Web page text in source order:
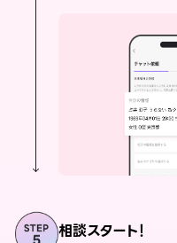
相談スタート！